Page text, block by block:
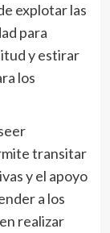
explotar las
para
y estirar
los
transitar
y el apoyo
a los
realizar